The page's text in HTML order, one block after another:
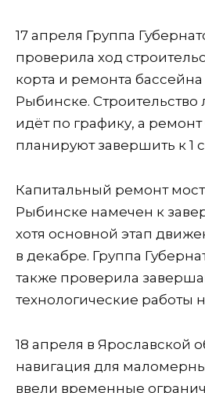
17 апреля Группа
проверила ход
корта и ремонта
Рыбинске.
идёт по графику, а
планируют завершить к 1
Капитальный ремонт
Рыбинске намечен к
хотя основной этап
в декабре. Группа
также проверила
технологические работы
18 апреля в Ярославской
навигация для
ввели временные